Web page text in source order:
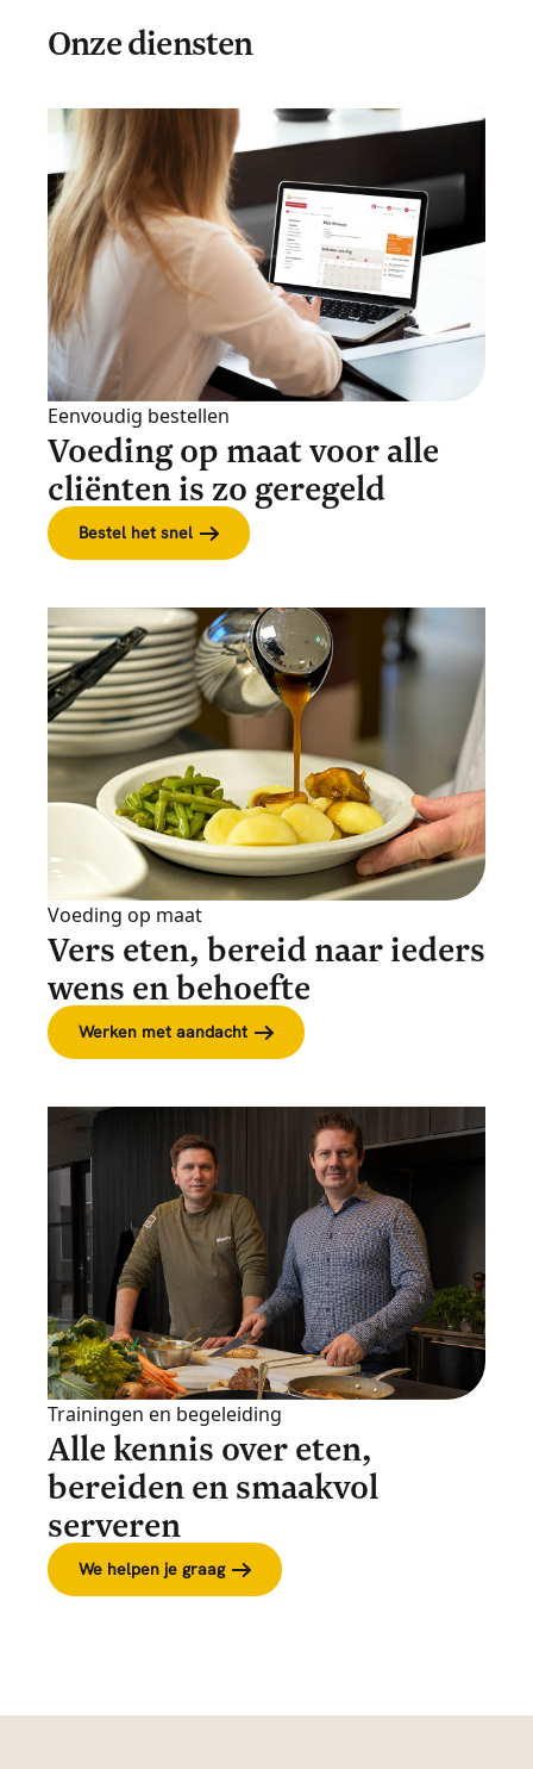
Onze diensten
Eenvoudig bestellen
Voeding op maat voor alle
cliënten is zo geregeld
Bestel het snel
Voeding op maat
Vers eten, bereid naar ieders
wens en behoefte
Werken met aandacht
Trainingen en begeleiding
Alle kennis over eten,
bereiden en smaakvol
serveren
We helpen je graag